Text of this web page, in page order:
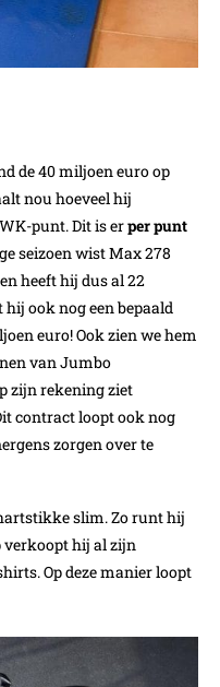
de 40 miljoen euro op
nou hoeveel hij
punt. Dit is erper punt
seizoen wist Max 278
heeft hij dus al 22
ook nog een bepaald
euro! Ook zien we hem
van Jumbo
zijn rekening ziet
contract loopt ook nog
zorgen over te
slim. Zo runt hij
verkoopt hij al zijn
Op deze manier loopt